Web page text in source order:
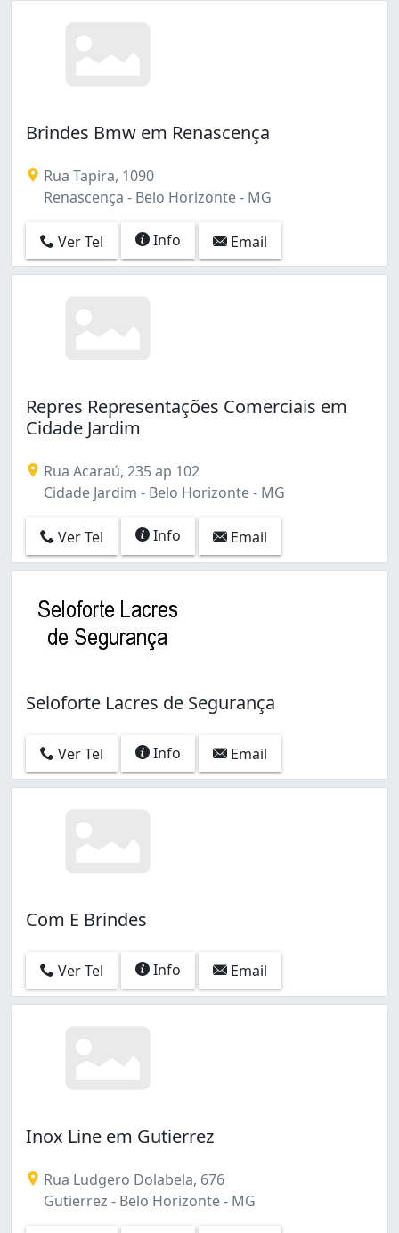
Brindes Bmw em Renascença
Rua Tapira, 1090
Renascença - Belo Horizonte - MG
Ver Tel Info Email
Repres Representações Comerciais em
Cidade Jardim
Rua Acaraú, 235 ap 102
Cidade Jardim - Belo Horizonte - MG
Ver Tel Info Email
Seloforte Lacres de Segurança
Ver Tel Info Email
Com E Brindes
Ver Tel Info Email
Inox Line em Gutierrez
Rua Ludgero Dolabela, 676
Gutierrez - Belo Horizonte - MG